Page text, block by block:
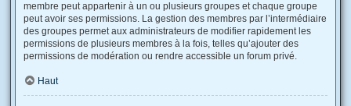
membre peut appartenir à un ou plusieurs groupes et chaque groupe
peut avoir ses permissions. La gestion des membres par l’intermédiaire
des groupes permet aux administrateurs de modifier rapidement les
permissions de plusieurs membres à la fois, telles qu’ajouter des
permissions de modération ou rendre accessible un forum privé.
Haut